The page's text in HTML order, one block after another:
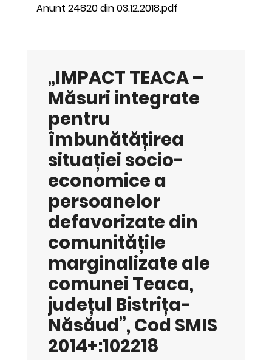
Anunt 24820 din 03.12.2018.pdf
„IMPACT TEACA –
Măsuri integrate
pentru
îmbunătățirea
situației socio-
economice a
persoanelor
defavorizate din
comunitățile
marginalizate ale
comunei Teaca,
județul Bistrița-
Năsăud”, Cod SMIS
2014+:102218